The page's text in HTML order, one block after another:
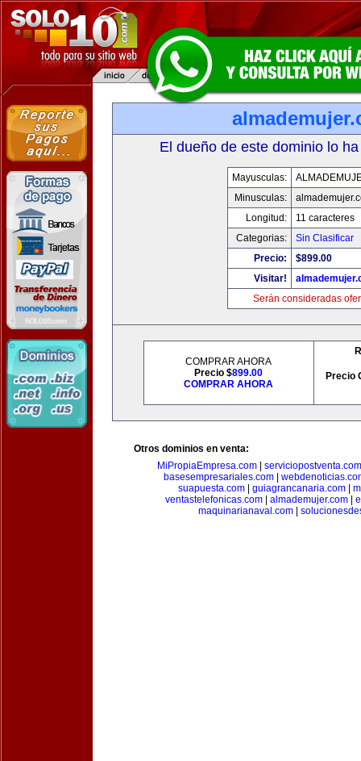
El dueño de este dominio lo
Mayusculas:
Minusculas:
Longitud:
11 caracteres
Categorias:
Sin Clasificar
Precio:
$899.00
Visitar!
Serán consideradas
COMPRAR AHORA
Precio $899.00
COMPRAR AHORA
Precio
Otros dominios en venta:
MiPropiaEmpresa.com| serviciopostventa.com
basesempresariales.com|
suapuesta.com
guiagrancanaria.com
ventastelefonicas.com| almademujer.com|
maquinarianaval.com|